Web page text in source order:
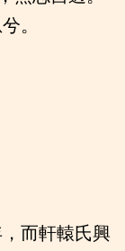
。
而軒轅氏興